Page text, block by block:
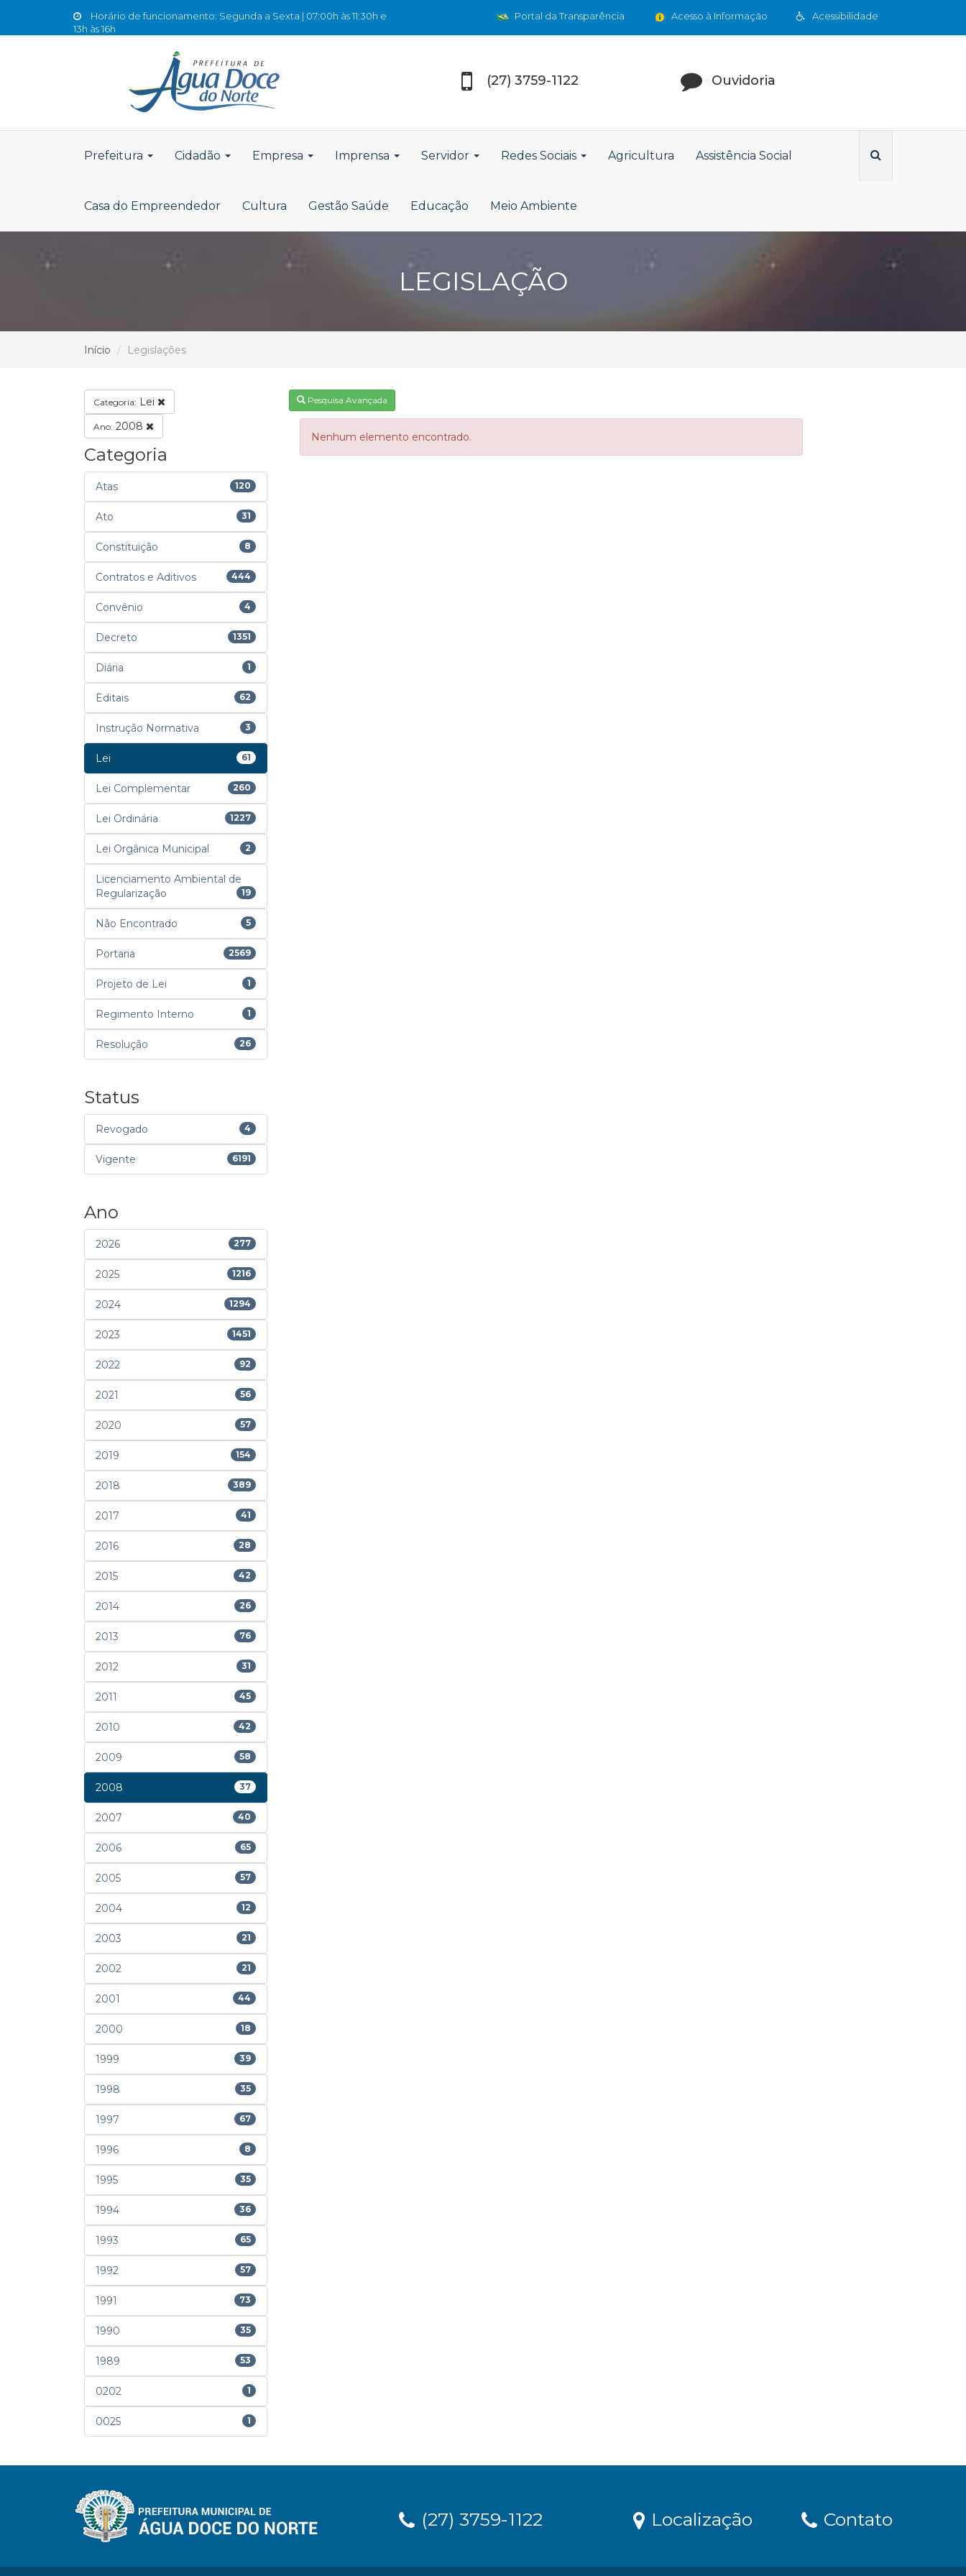
Horário de funcionamento: Segunda a Sexta | 07:00h às 11:30h e
13h às 16h
Acessibilidade
Acesso à Informação
Portal da Transparência
(27) 3759-1122 Ouvidoria
Prefeitura Cidadão Empresa Imprensa Servidor Redes Sociais Agricultura Assistência Social
Casa do Empreendedor Cultura Gestão Saúde Educação Meio Ambiente
LEGISLAÇÃO
Início Legislações
Categoria: Lei
Ano: 2008
Categoria
Atas 120
Ato 31
Constituição 8
Contratos e Aditivos 444
Convênio 4
Decreto 1351
Diária 1
Editais 62
Instrução Normativa 3
Lei 61
Lei Complementar 260
Lei Ordinária 1227
Lei Orgânica Municipal 2
Licenciamento Ambiental de
Regularização
19
Não Encontrado 5
Portaria 2569
Projeto de Lei 1
Regimento Interno 1
Resolução 26
Status
Revogado 4
Vigente 6191
Ano
2026 277
2025 1216
2024 1294
2023 1451
2022 92
2021 56
2020 57
2019 154
2018 389
2017 41
2016 28
2015 42
2014 26
2013 76
2012 31
2011 45
2010 42
2009 58
2008 37
2007 40
2006 65
2005 57
2004 12
2003 21
2002 21
2001 44
2000 18
1999 39
1998 35
1997 67
1996 8
1995 35
1994 36
1993 65
1992 57
1991 73
1990 35
1989 53
0202 1
0025 1
Pesquisa Avançada
Nenhum elemento encontrado.
(27) 3759-1122 Localização Contato